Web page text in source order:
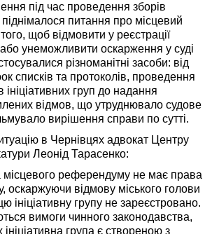
під час проведення зборів
питання про місцевий
щоб відмовити у реєстрації
або унеможливити оскарження у суді
різноманітні засоби: від
списків та протоколів, проведення
ініціативних груп до надання
відмов, що утруднювало судове
вирішення справи по сутті.
в Чернівцях адвокат Центру
Леонід Тарасенко:
місцевого референдуму не має права
оскаржуючи відмову міського голови
ініціативну групу не зареєстровано.
вимоги чинного законодавства,
ініціативна група є створеною з